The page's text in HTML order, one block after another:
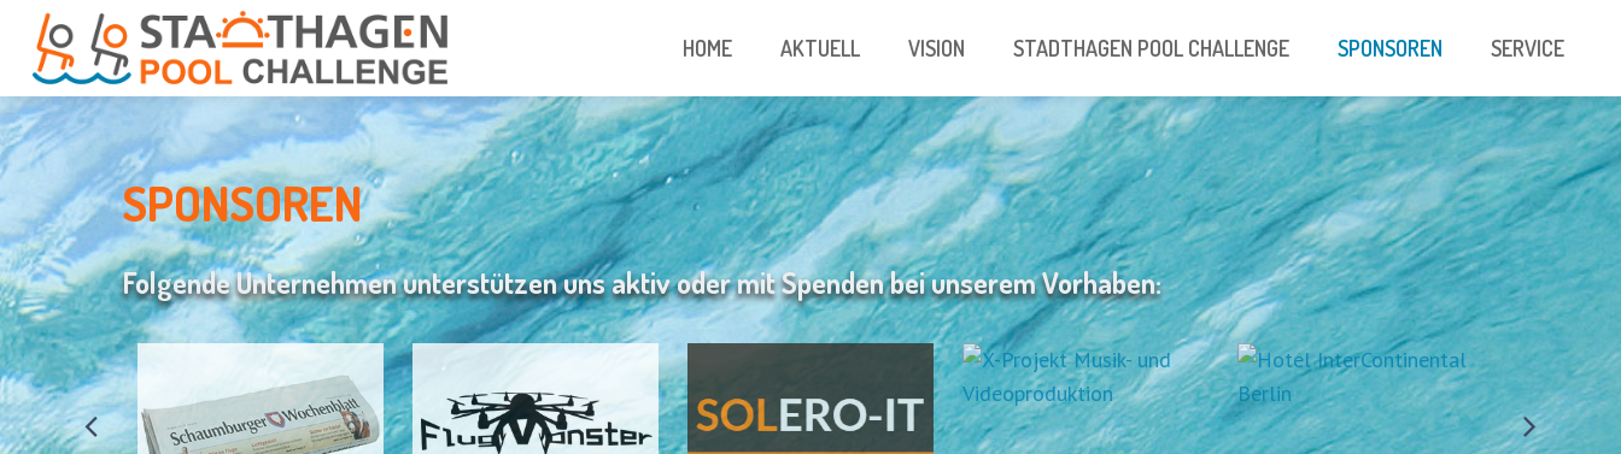
HOME AKTUELL VISION STADTHAGEN POOL CHALLENGE SPONSOREN SERVICE
SPONSOREN
Folgende Unternehmen unterstützen uns aktiv oder mit Spenden bei unserem Vorhaben: